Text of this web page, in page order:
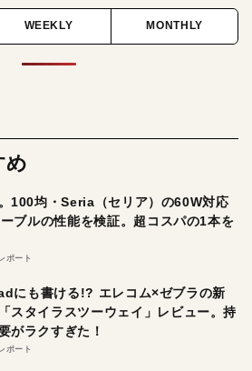
WEEKLY MONTHLY
め
100均・Seria（セリア）の60W対応
ブルの性能を検証。超コスパの1本を
ポート
にも書ける!? エレコム×ゼブラの新
スタイラスツーウェイ」レビュー。持
がラクすぎた！
ポート